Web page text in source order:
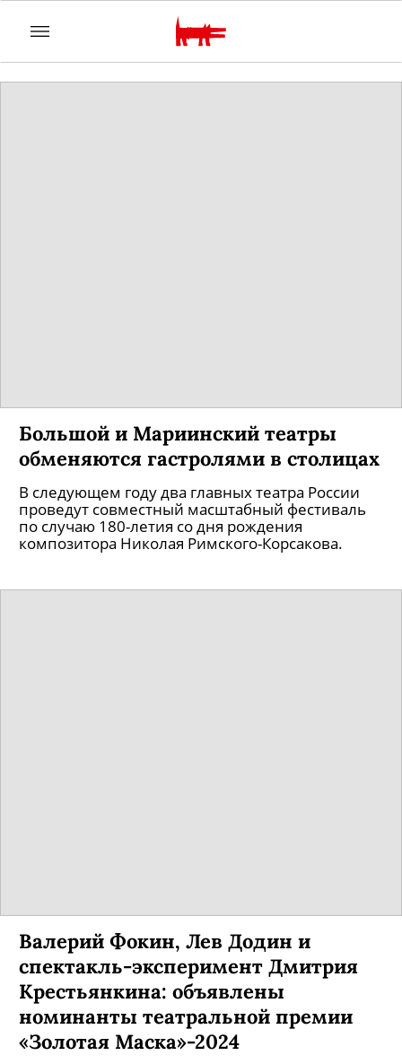
Большой и Мариинский театры
обменяются гастролями в столицах
В следующем году два главных театра России
проведут совместный масштабный фестиваль
по случаю 180-летия со дня рождения
композитора Николая Римского-Корсакова.
Валерий Фокин, Лев Додин и
спектакль-эксперимент Дмитрия
Крестьянкина: объявлены
номинанты театральной премии
«Золотая Маска»-2024